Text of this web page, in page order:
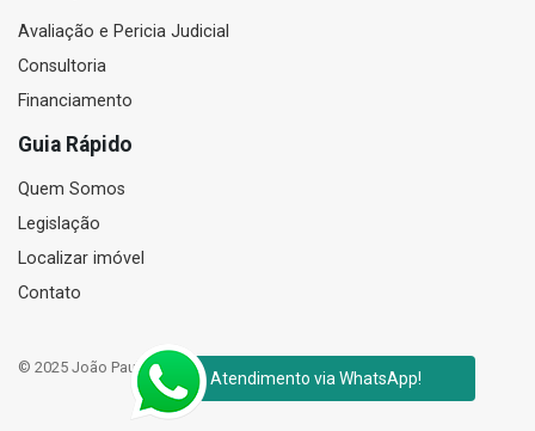
Avaliação e Pericia Judicial
Consultoria
Financiamento
Guia Rápido
Quem Somos
Legislação
Localizar imóvel
Contato
© 2025 João Paulo Corretor de Imóveis e Perito Judicial Avaliador
Atendimento via WhatsApp!